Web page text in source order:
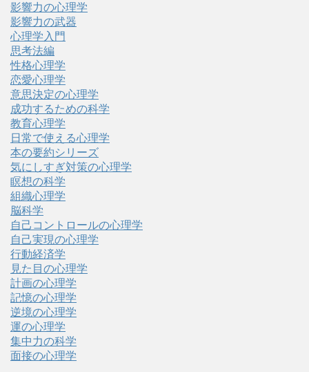
影響力の心理学
影響力の武器
心理学入門
思考法編
性格心理学
恋愛心理学
意思決定の心理学
成功するための科学
教育心理学
日常で使える心理学
本の要約シリーズ
気にしすぎ対策の心理学
瞑想の科学
組織心理学
脳科学
自己コントロールの心理学
自己実現の心理学
行動経済学
見た目の心理学
計画の心理学
記憶の心理学
逆境の心理学
運の心理学
集中力の科学
面接の心理学